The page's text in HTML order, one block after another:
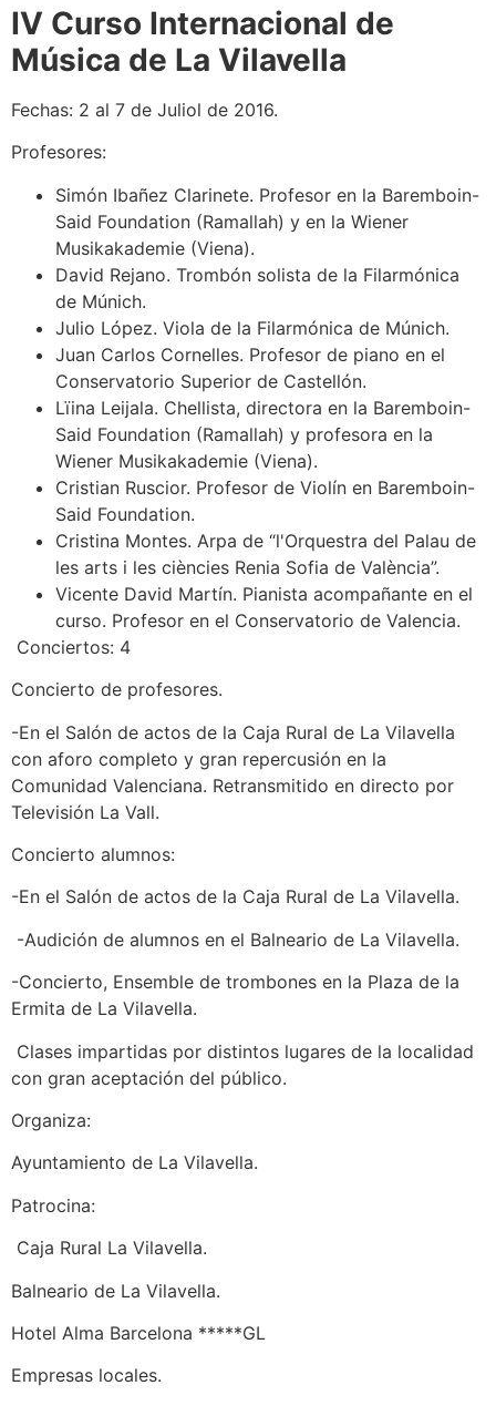
IV Curso Internacional de
Música de La Vilavella
Fechas: 2 al 7 de Juliol de 2016.
Profesores:
Simón Ibañez Clarinete. Profesor en la Baremboin-
Said Foundation (Ramallah) y en la Wiener
Musikakademie (Viena).
David Rejano. Trombón solista de la Filarmónica
de Múnich.
Julio López. Viola de la Filarmónica de Múnich.
Juan Carlos Cornelles. Profesor de piano en el
Conservatorio Superior de Castellón.
Lïina Leijala. Chellista, directora en la Baremboin-
Said Foundation (Ramallah) y profesora en la
Wiener Musikakademie (Viena).
Cristian Ruscior. Profesor de Violín en Baremboin-
Said Foundation.
Cristina Montes. Arpa de “l'Orquestra del Palau de
les arts i les ciències Renia Sofia de València”.
Vicente David Martín. Pianista acompañante en el
curso. Profesor en el Conservatorio de Valencia.
Conciertos: 4
Concierto de profesores.
-En el Salón de actos de la Caja Rural de La Vilavella
con aforo completo y gran repercusión en la
Comunidad Valenciana. Retransmitido en directo por
Televisión La Vall.
Concierto alumnos:
-En el Salón de actos de la Caja Rural de La Vilavella.
-Audición de alumnos en el Balneario de La Vilavella.
-Concierto, Ensemble de trombones en la Plaza de la
Ermita de La Vilavella.
Clases impartidas por distintos lugares de la localidad
con gran aceptación del público.
Organiza:
Ayuntamiento de La Vilavella.
Patrocina:
Caja Rural La Vilavella.
Balneario de La Vilavella.
Hotel Alma Barcelona *****GL
Empresas locales.